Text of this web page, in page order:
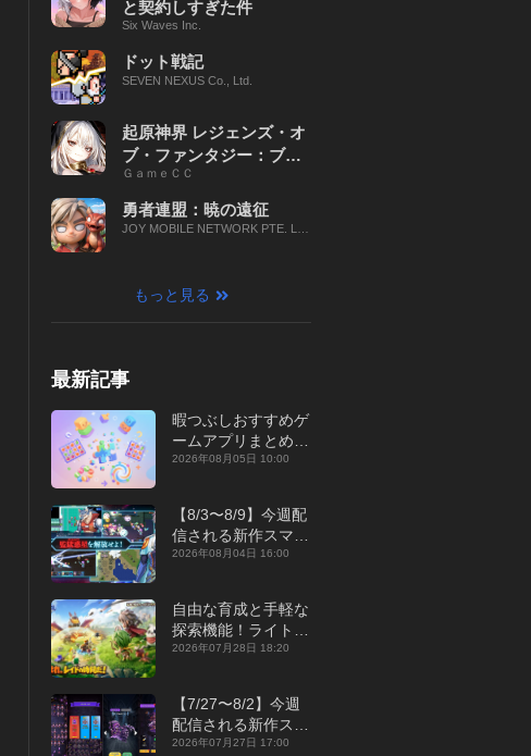
と契約しすぎた件
Six Waves Inc.
ドット戦記
SEVEN NEXUS Co., Ltd.
起原神界 レジェンズ・オ
ブ・ファンタジー：ブレ
イブ X
ＧａｍｅＣＣ
勇者連盟：暁の遠征
JOY MOBILE NETWORK PTE. LT
もっと見る
最新記事
暇つぶしおすすめゲ
ームアプリまとめ｜
オフライン対応あり
2026年08月05日 10:00
【8/3〜8/9】今週配
信される新作スマホ
ゲームをまとめてお
2026年08月04日 16:00
自由な育成と手軽な
探索機能！ライトカ
ジュアルMMORPG
征』【最新作PICKU
P】
2026年07月28日 18:20
【7/27〜8/2】今週
配信される新作スマ
ホゲームをまとめて
2026年07月27日 17:00